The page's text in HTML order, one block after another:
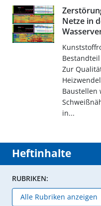
Netze in
Zur
Baustellen
in...
Heftinhalte
RUBRIKEN: